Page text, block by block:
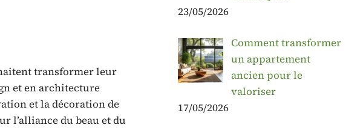
transformer leur
et en architecture
et la décoration de
l’alliance du beau et du
23/05/2026
Comment transformer
un appartement
ancien pour le
valoriser
17/05/2026